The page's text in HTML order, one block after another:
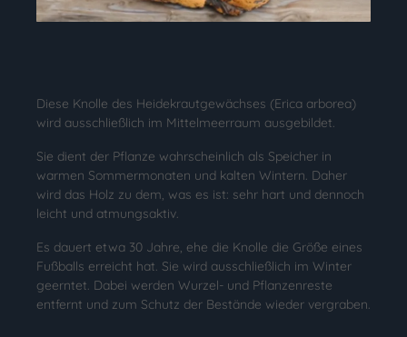
Diese Knolle des Heidekrautgewächses (Erica arborea)
wird ausschließlich im Mittelmeerraum ausgebildet.
Sie dient der Pflanze wahrscheinlich als Speicher in
warmen Sommermonaten und kalten Wintern. Daher
wird das Holz zu dem, was es ist: sehr hart und dennoch
leicht und atmungsaktiv.
Es dauert etwa 30 Jahre, ehe die Knolle die Größe eines
Fußballs erreicht hat. Sie wird ausschließlich im Winter
geerntet. Dabei werden Wurzel- und Pflanzenreste
entfernt und zum Schutz der Bestände wieder vergraben.